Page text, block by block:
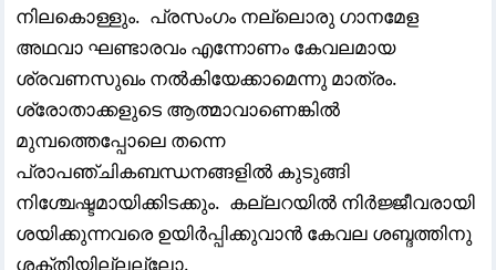
നിലകൊള്ളും. പ്രസംഗം നല്ലൊരു ഗാനമേള
അഥവാ ഘണ്ടാരവം എന്നോണം കേവലമായ
ശ്രവണസുഖം നൽകിയേക്കാമെന്നു മാത്രം.
ശ്രോതാക്കളുടെ ആത്മാവാണെങ്കിൽ
മുമ്പത്തെപ്പോലെ തന്നെ
പ്രാപഞ്ചികബന്ധനങ്ങളിൽ കുടുങ്ങി
നിശ്ചേഷ്ടമായിക്കിടക്കും. കല്ലറയിൽ നിർജ്ജീവരായി
ശയിക്കുന്നവരെ ഉയിർപ്പിക്കുവാൻ കേവല ശബ്ദത്തിനു
ശക്തിയില്ലല്ലോ.